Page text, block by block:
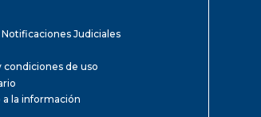
Judiciales
condiciones de uso
a la información